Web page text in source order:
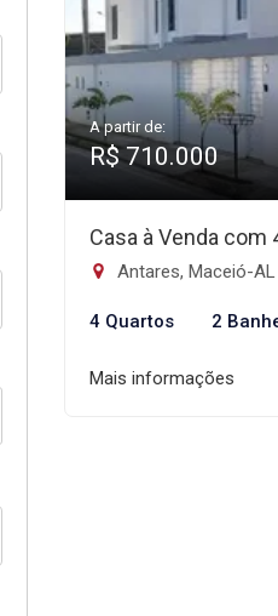
A partir de:
R$ 710.000
Casa à Venda com
Antares, Maceió-AL
4 Quartos 2
Mais informações